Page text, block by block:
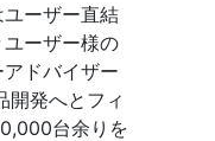
ーザー直結
ーザー様の
ドバイザー
開発へとフィ
台余りを